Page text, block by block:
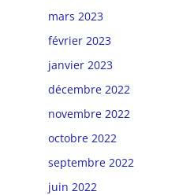
mars 2023
février 2023
janvier 2023
décembre 2022
novembre 2022
octobre 2022
septembre 2022
juin 2022